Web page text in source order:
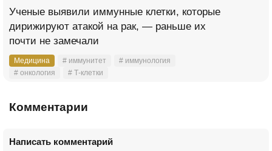
Ученые выявили иммунные клетки, которые
дирижируют атакой на рак, — раньше их
почти не замечали
Медицина # иммунитет
# иммунология
# онкология
# Т-клетки
Комментарии
Написать комментарий